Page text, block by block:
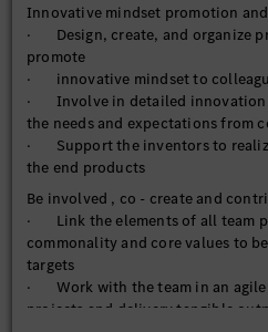
Innovative mindset promotion
· Design, create, and organize
promote
· innovative mindset to
· Involve in detailed innovation
the needs and expectations from
· Support the inventors to
the end products
Be involved , co - create and
· Link the elements of all team
commonality and core values to
targets
· Work with the team in an agile
projects and delivery tangible